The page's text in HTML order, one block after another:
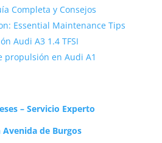
Completa y Consejos
Essential Maintenance Tips
Audi A3 1.4 TFSI
propulsión en Audi A1
– Servicio Experto
de Burgos